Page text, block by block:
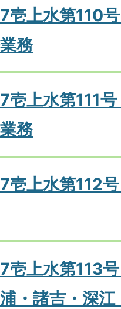
7壱上水第
務
7壱上水第111
務
7壱上水第112
7壱上水第113
・諸吉・深